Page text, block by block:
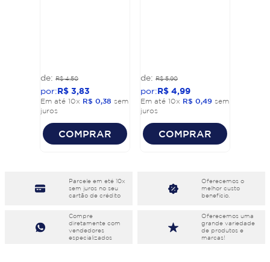
R$ 4,50
R$ 3,83
Em até 10x R$ 0,38 sem
juros
COMPRAR
R$ 5,90
R$ 4,99
Em até 10x R$ 0,49 sem
juros
COMPRAR
Parcele em eté 10x
sem juros no seu
cartão de crédito
Oferecemos o
melhor custo
benefício.
Compre
diretamente com
vendedores
especializados
Oferecemos uma
grande variedade
de produtos e
marcas!